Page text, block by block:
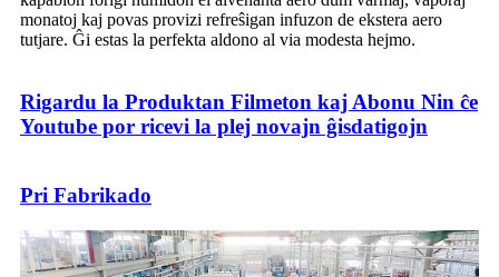
monatoj kaj povas provizi refreŝigan infuzon de ekstera aero
tutjare. Ĝi estas la perfekta aldono al via modesta hejmo.
Rigardu la Produktan Filmeton kaj Abonu Nin ĉe
Youtube por ricevi la plej novajn ĝisdatigojn
Pri Fabrikado